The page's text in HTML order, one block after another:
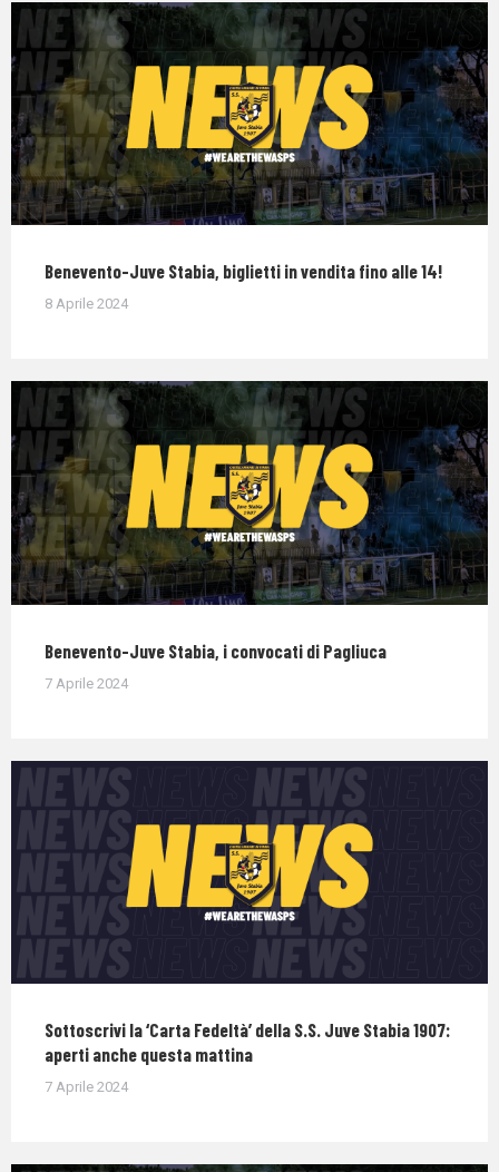
Benevento-Juve Stabia, biglietti in vendita fino alle 14!
8 Aprile 2024
Benevento-Juve Stabia, i convocati di Pagliuca
7 Aprile 2024
Sottoscrivi la ‘Carta Fedeltà’ della S.S. Juve Stabia 1907:
aperti anche questa mattina
7 Aprile 2024